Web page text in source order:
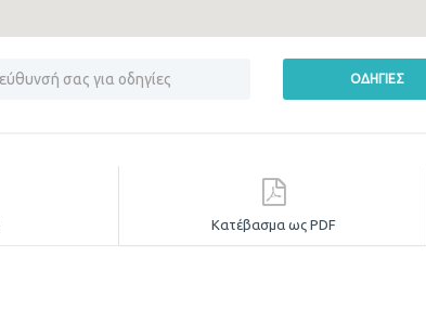
Κατέβασμα ως PDF